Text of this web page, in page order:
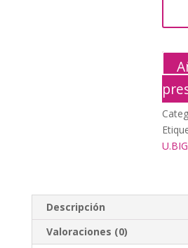
Descripción
Valoraciones (0)